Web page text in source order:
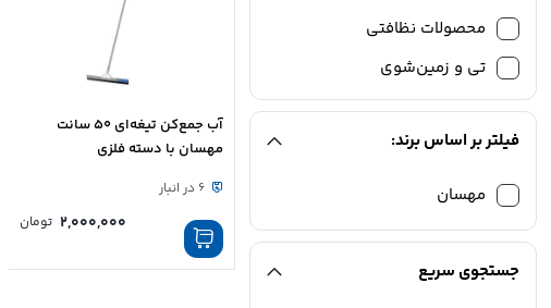
محصولات نظافتی
تی و زمین‌شوی
فیلتر بر اساس برند:
مهسان
جستجوی سریع
آب جمع‌کن تیغه‌ای ۵۰ سانت
مهسان با دسته فلزی
6 در انبار
2,000,000 تومان